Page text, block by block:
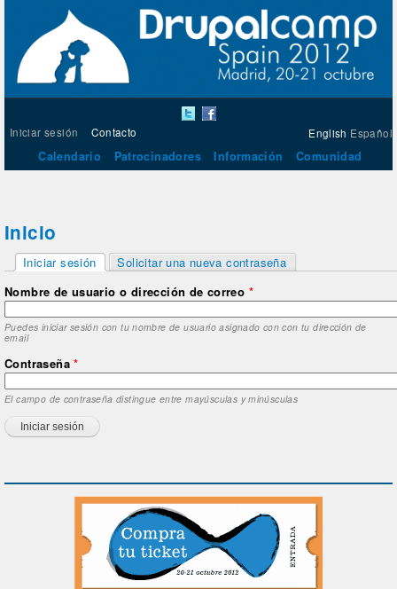
English Español
Iniciar sesión Contacto
Calendario Patrocinadores Información Comunidad
Inicio
Solapas principales
Iniciar sesión
Solicitar una nueva contraseña
Nombre de usuario o dirección de correo *
Puedes iniciar sesión con tu nombre de usuario asignado con con tu dirección de
email
Contraseña*
El campo de contraseña distingue entre mayúsculas y minúsculas